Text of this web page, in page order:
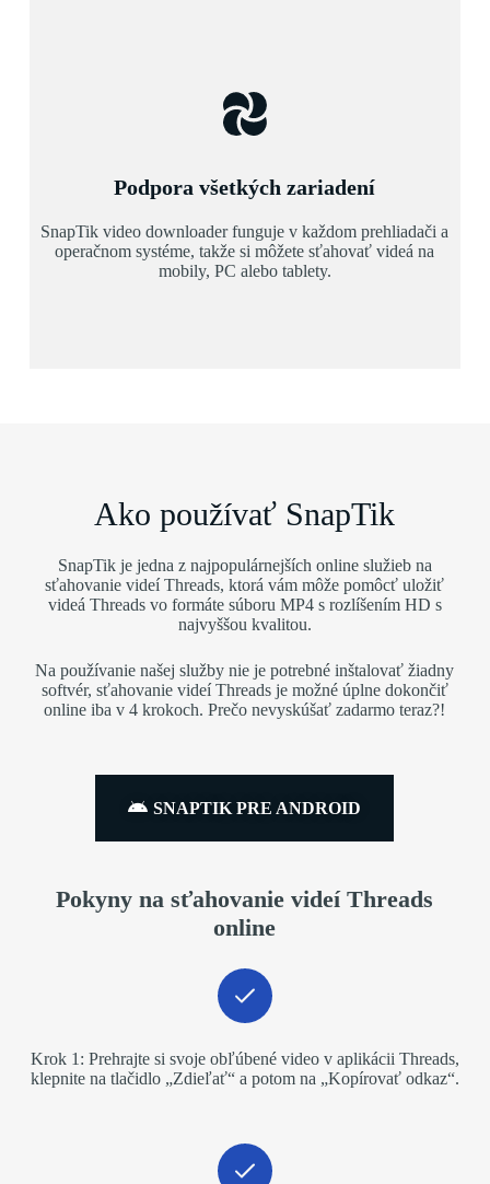
Podpora všetkých zariadení
SnapTik video downloader funguje v každom prehliadači a
operačnom systéme, takže si môžete sťahovať videá na
mobily, PC alebo tablety.
Ako používať SnapTik
SnapTik je jedna z najpopulárnejších online služieb na
sťahovanie videí Threads, ktorá vám môže pomôcť uložiť
videá Threads vo formáte súboru MP4 s rozlíšením HD s
najvyššou kvalitou.
Na používanie našej služby nie je potrebné inštalovať žiadny
softvér, sťahovanie videí Threads je možné úplne dokončiť
online iba v 4 krokoch. Prečo nevyskúšať zadarmo teraz?!
SNAPTIK PRE ANDROID
Pokyny na sťahovanie videí Threads
online
Krok 1: Prehrajte si svoje obľúbené video v aplikácii Threads,
klepnite na tlačidlo „Zdieľať“ a potom na „Kopírovať odkaz“.